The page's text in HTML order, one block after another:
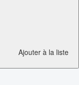
Ajouter à la liste